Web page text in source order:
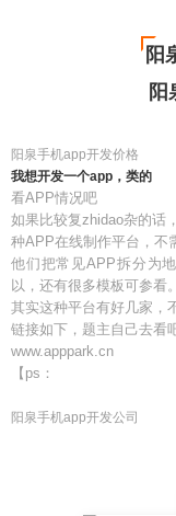
阳
阳
阳泉手机app开发价格
我想开发一个app，类的
看APP情况吧
如果比较复zhidao杂的话
种APP在线制作平台，不
他们把常见APP拆分为
以，还有很多模板可参看。
其实这种平台有好几家，
链接如下，题主自己去看
www.apppark.cn
【ps：
阳泉手机app开发公司